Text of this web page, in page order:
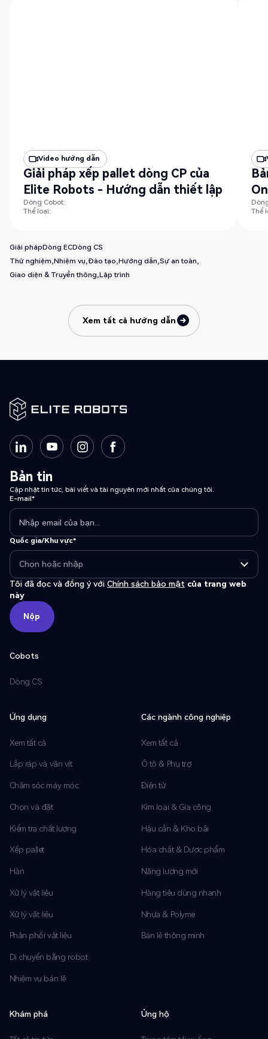
Video hướng dẫn
Giải pháp xếp pallet dòng CP của
Elite Robots - Hướng dẫn thiết lập
Dòng Cobot:
Thể loại:
Thể
Giải phápDòng ECDòng CS
Thử nghiệm Nhiệm vụ Đào tạo Hướng dẫn Sự an toàn
Giao diện & Truyền thông Lập trình
Xem tất cả hướng dẫn
Xem tất cả hướng dẫn
Bản tin
Cập nhật tin tức, bài viết và tài nguyên mới nhất của chúng tôi.
E-mail*
Quốc gia/Khu vực*
Tôi đã đọc và đồng ý với Chính sách bảo mật của trang web
này
Nộp
Nộp
Cobots
Dòng CS
Ứng dụng
Xem tất cả
Lắp ráp và vặn vít
Chăm sóc máy móc
Chọn và đặt
Kiểm tra chất lượng
Xếp pallet
Hàn
Xử lý vật liệu
Xử lý vật liệu
Phân phối vật liệu
Di chuyển bằng robot
Nhiệm vụ bán lẻ
Các ngành công nghiệp
Xem tất cả
Ô tô & Phụ trợ
Điện tử
Kim loại & Gia công
Hậu cần & Kho bãi
Hóa chất & Dược phẩm
Năng lượng mới
Hàng tiêu dùng nhanh
Nhựa & Polyme
Bán lẻ thông minh
Khám phá Ủng hộ